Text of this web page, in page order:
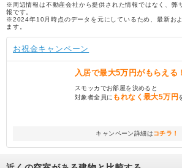
※周辺情報は不動産会社から提供された情報ではなく、弊
報です。
※2024年10月時点のデータを元にしているため、最新お
ます。
お祝金キャンペーン
入居で最大5万円がもらえる
スモッカでお部屋を決めると
対象者全員に もれなく最大5万円
キャンペーン詳細はコチラ！